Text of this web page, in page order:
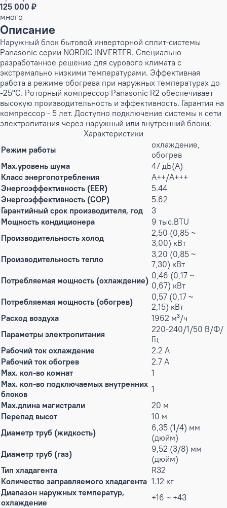
125 000 ₽
много
Описание
Наружный блок бытовой инверторной сплит-системы
Panasonic серии NORDIC INVERTER. Специально
разработанное решение для сурового климата с
экстремально низкими температурами. Эффективная
работа в режиме обогрева при наружных температурах до
-25°С. Роторный компрессор Panasonic R2 обеспечивает
высокую производительность и эффективность. Гарантия на
компрессор - 5 лет. Доступно подключение системы к сети
электропитания через наружный или внутренний блоки.
Характеристики
Режим работы
охлаждение,
обогрев
Max.уровень шума
47 дБ(А)
Класс энергопотребления
A++/A+++
Энергоэффективность (EER)
5.44
Энергоэффективность (COP)
5.62
Гарантийный срок производителя, год
3
Мощность кондиционера
9 тыс.BTU
Производительность холод
2,50 (0,85 ~
3,00) кВт
Производительность тепло
3,20 (0,85 ~
7,30) кВт
Потребляемая мощность (охлаждение) 0,46 (0,17 ~
0,67) кВт
Потребляемая мощность (обогрев)
0,57 (0,17 ~
2,15) кВт
Расход воздуха
1962 м³/ч
Параметры электропитания
220-240/1/50 В/Ф/
Гц
Рабочий ток охлаждение
2.2 А
Рабочий ток обогрев
2.7 А
Max. кол-во комнат
1
Max. кол-во подключаемых внутренних
блоков
1
Max.длина магистрали
20 м
Перепад высот
10 м
Диаметр труб (жидкость)
6,35 (1/4) мм
(дюйм)
Диаметр труб (газ)
9,52 (3/8) мм
(дюйм)
Тип хладагента
R32
Количество заправляемого хладагента 1.12 кг
Диапазон наружных температур,
охлаждение
+16 ~ +43